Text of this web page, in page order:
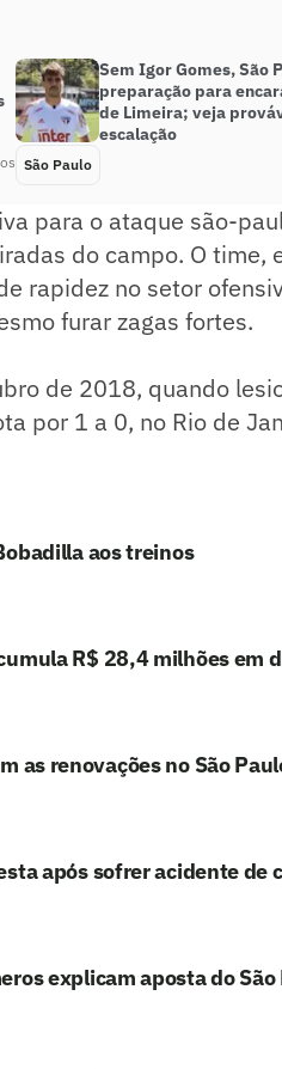
Sem Igor Gomes, São
preparação para
de Limeira; veja
escalação
São Paulo
para o ataque são-
do campo. O time,
rapidez no setor
furar zagas fortes.
de 2018, quando
por 1 a 0, no Rio de
aos treinos
R$ 28,4 milhões em
as renovações no São
após sofrer acidente de
explicam aposta do